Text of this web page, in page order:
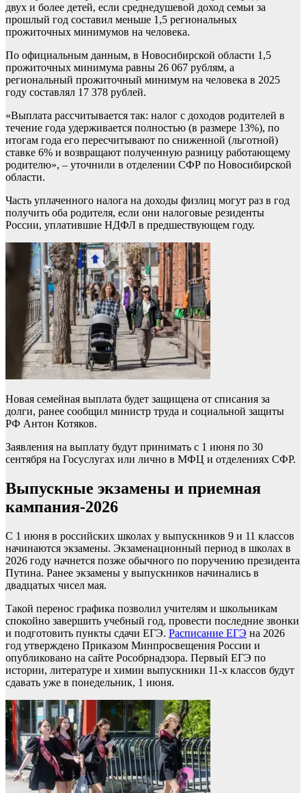
двух и более детей, если среднедушевой доход семьи за
прошлый год составил меньше 1,5 региональных
прожиточных минимумов на человека.
По официальным данным, в Новосибирской области 1,5
прожиточных минимума равны 26 067 рублям, а
региональный прожиточный минимум на человека в 2025
году составлял 17 378 рублей.
«Выплата рассчитывается так: налог с доходов родителей в
течение года удерживается полностью (в размере 13%), по
итогам года его пересчитывают по сниженной (льготной)
ставке 6% и возвращают полученную разницу работающему
родителю», – уточнили в отделении СФР по Новосибирской
области.
Часть уплаченного налога на доходы физлиц могут раз в год
получить оба родителя, если они налоговые резиденты
России, уплатившие НДФЛ в предшествующем году.
Новая семейная выплата будет защищена от списания за
долги, ранее сообщил министр труда и социальной защиты
РФ Антон Котяков.
Заявления на выплату будут принимать с 1 июня по 30
сентября на Госуслугах или лично в МФЦ и отделениях СФР.
Выпускные экзамены и приемная
кампания-2026
С 1 июня в российских школах у выпускников 9 и 11 классов
начинаются экзамены. Экзаменационный период в школах в
2026 году начнется позже обычного по поручению президента
Путина. Ранее экзамены у выпускников начинались в
двадцатых чисел мая.
Такой перенос графика позволил учителям и школьникам
спокойно завершить учебный год, провести последние звонки
и подготовить пункты сдачи ЕГЭ. Расписание ЕГЭ на 2026
год утверждено Приказом Минпросвещения России и
опубликовано на сайте Рособрнадзора. Первый ЕГЭ по
истории, литературе и химии выпускники 11-х классов будут
сдавать уже в понедельник, 1 июня.